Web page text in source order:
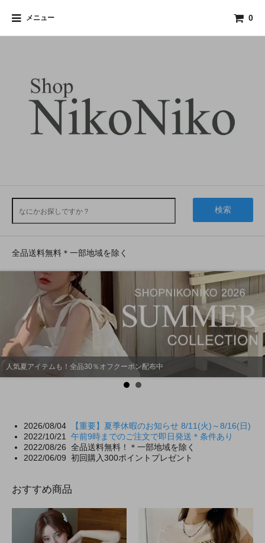
メニュー 0
検索
全品送料無料＊一部地域を除く
ショップにこにこ全品送料無料
2026/08/04
【重要】夏季休暇のお知らせ 8/11(火)～8/16(日)
2022/10/21 午前9時までのご注文で即日発送＊条件あり
2022/08/26 全品送料無料！＊一部地域を除く
2022/06/09 初回購入300ポイントプレゼント
おすすめ商品